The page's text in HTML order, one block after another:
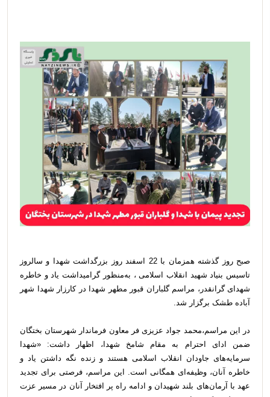
صبح روز گذشته همزمان با 22 اسفند روز بزرگداشت شهدا و سالروز
تاسیس بنیاد شهید انقلاب اسلامی ، به‌منظور گرامیداشت یاد و خاطره
شهدای گرانقدر، مراسم گلباران قبور مطهر شهدا در کارزار شهدا شهر
آباده طشک برگزار شد.
در این مراسم،محمد جواد عزیزی فر معاون فرماندار شهرستان بختگان
ضمن ادای احترام به مقام شامخ شهدا، اظهار داشت: «شهدا
سرمایه‌های جاودان انقلاب اسلامی هستند و زنده نگه داشتن یاد و
خاطره آنان، وظیفه‌ای همگانی است. این مراسم، فرصتی برای تجدید
عهد با آرمان‌های بلند شهیدان و ادامه راه پر افتخار آنان در مسیر عزت